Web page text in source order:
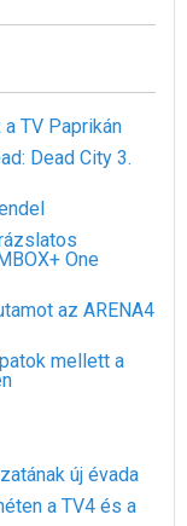
TV Paprikán
Dead City 3.
One
az ARENA4
mellett a
új évada
a TV4 és a